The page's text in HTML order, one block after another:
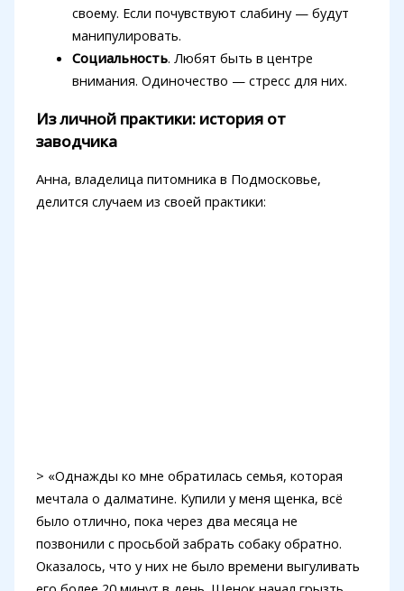
своему. Если почувствуют слабину — будут
манипулировать.
Социальность. Любят быть в центре
внимания. Одиночество — стресс для них.
Из личной практики: история от
заводчика
Анна, владелица питомника в Подмосковье,
делится случаем из своей практики:
> «Однажды ко мне обратилась семья, которая
мечтала о далматине. Купили у меня щенка, всё
было отлично, пока через два месяца не
позвонили с просьбой забрать собаку обратно.
Оказалось, что у них не было времени выгуливать